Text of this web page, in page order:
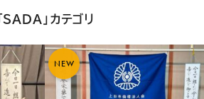
シ
ア
し
「SADA」カテゴリ
NEW